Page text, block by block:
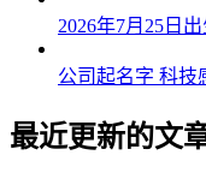
2026年7月25日
公司起名字 科技
最近更新的文